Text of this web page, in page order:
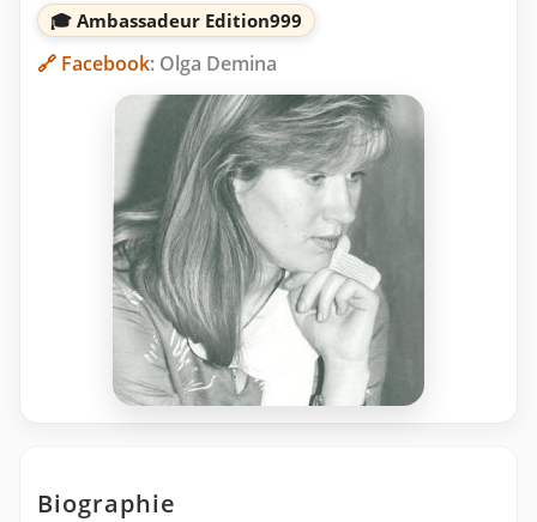
🎓 Ambassadeur Edition999
🔗 Facebook: Olga Demina
Biographie